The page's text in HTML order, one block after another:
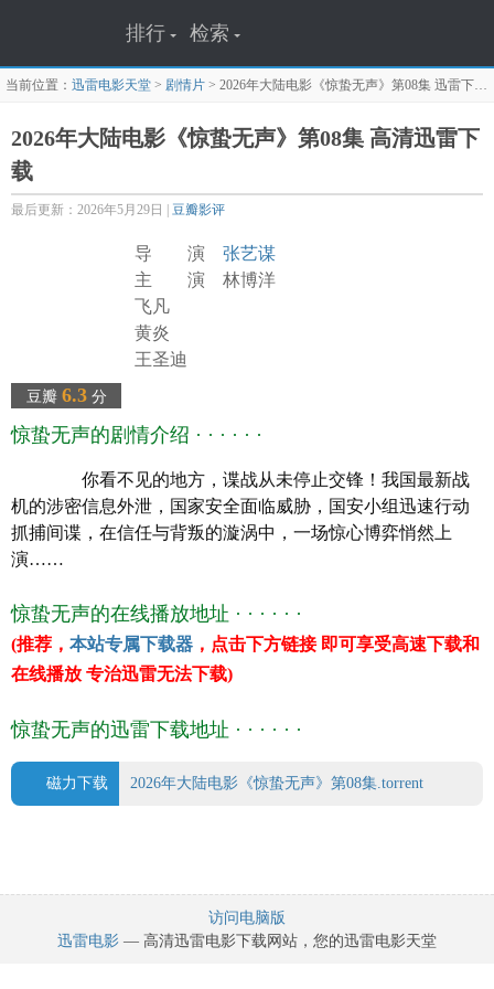
排行 检索
当前位置： 迅雷电影天堂 > 剧情片 > 2026年大陆电影《惊蛰无声》第08集 迅雷下载页面
2026年大陆电影《惊蛰无声》第08集 高清迅雷下
载
最后更新：2026年5月29日 | 豆瓣影评
豆瓣 6.3分
导 演 张艺谋
主 演 林博洋
飞凡
黄炎
王圣迪
段奕宏
潘斌龙
易烊千玺
刘耀文
杨幂
雷佳音
宋佳
译 名 惊蛰无声
年 代2026
豆瓣评分 6.3
惊蛰无声的剧情介绍 · · · · · ·
你看不见的地方，谍战从未停止交锋！我国最新战
机的涉密信息外泄，国家安全面临威胁，国安小组迅速行动
抓捕间谍，在信任与背叛的漩涡中，一场惊心博弈悄然上
演……
惊蛰无声的在线播放地址 · · · · · ·
(推荐， 本站专属下载器 ，点击下方链接 即可享受高速下载和
在线播放 专治迅雷无法下载)
惊蛰无声的迅雷下载地址 · · · · · ·
磁力下载 2026年大陆电影《惊蛰无声》第08集.torrent
访问电脑版
迅雷电影 — 高清迅雷电影下载网站，您的迅雷电影天堂